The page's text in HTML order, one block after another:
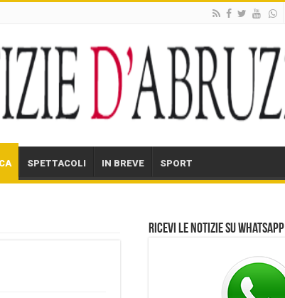
SPETTACOLI IN BREVE SPORT
Ricevi le notizie su Whatsapp